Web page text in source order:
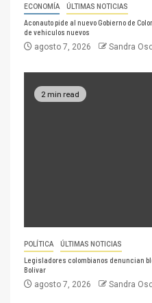
ECONOMÍA ÚLTIMAS NOTICIAS
Aconauto pide al nuevo Gobierno de
de vehículos nuevos
agosto 7, 2026 Sandra
2 min read
POLÍTICA ÚLTIMAS NOTICIAS
Legisladores colombianos denuncian
Bolívar
agosto 7, 2026 Sandra